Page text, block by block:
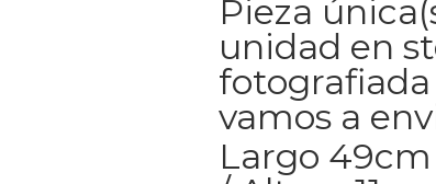
Pieza
unidad en
vamos a
Largo